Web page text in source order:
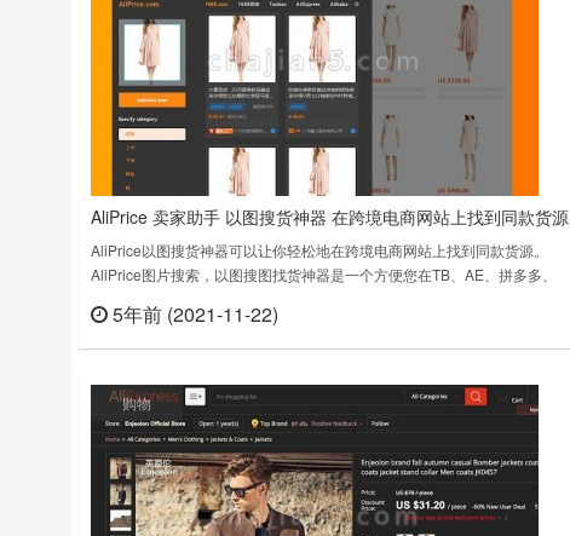
AliPrice 卖家助手 以图搜货神器 在跨境电商网站上找到同款货源
AliPrice以图搜货神器可以让你轻松地在跨境电商网站上找到同款货源。
AliPrice图片搜索，以图搜图找货神器是一个方便您在TB、AE、拼多多、
搜索：点击搜图按钮或者右键图片搜索，在TB、AE、拼多多、义乌购、虾
皮、京东、Ebay上快速找到同款产品，高效找货，Drop……
5年前 (2021-11-22)
购物